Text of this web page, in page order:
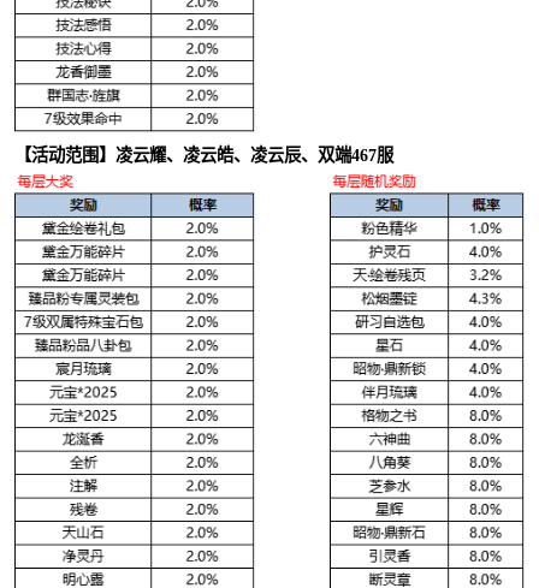
【活动范围】凌云耀、凌云皓、凌云辰、双端467服